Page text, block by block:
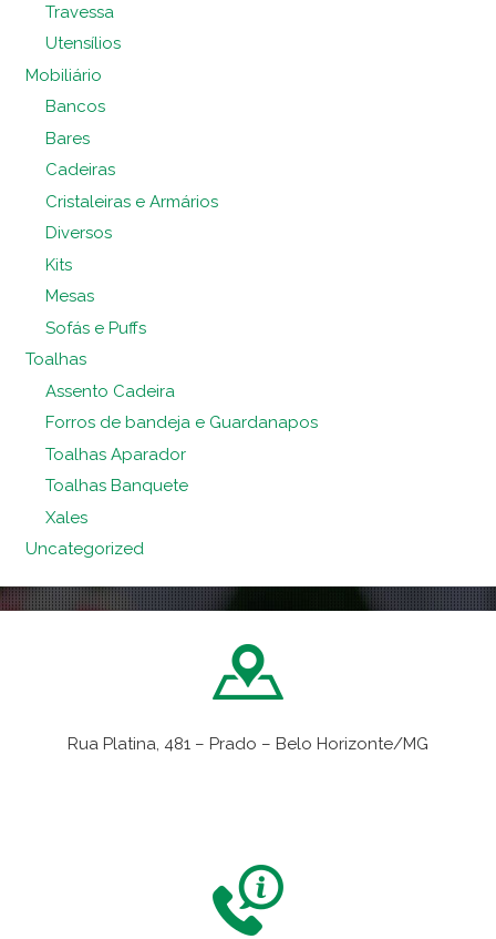
Travessa
Utensílios
Mobiliário
Bancos
Bares
Cadeiras
Cristaleiras e Armários
Diversos
Kits
Mesas
Sofás e Puffs
Toalhas
Assento Cadeira
Forros de bandeja e Guardanapos
Toalhas Aparador
Toalhas Banquete
Xales
Uncategorized
Rua Platina, 481 – Prado – Belo Horizonte/MG